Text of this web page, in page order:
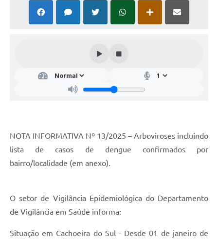
A Prefeitura
Galeria de Vídeos
Gabinetes e Secretarias
Links
Serviços Online
NOTA INFORMATIVA Nº 13/2025 – Arboviroses incluindo
lista de casos de dengue confirmados por
bairro/localidade (em anexo).
O setor de Vigilância Epidemiológica do Departamento
de Vigilância em Saúde informa:
Situação em Cachoeira do Sul - Desde 01 de janeiro de